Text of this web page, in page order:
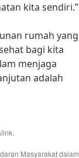
kita sendiri.”
rumah yang
bagi kita
menjaga
adalah
.
Masyarakat dalam